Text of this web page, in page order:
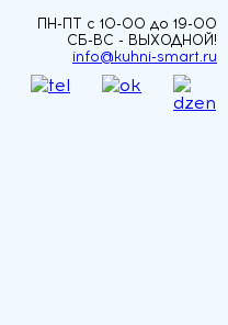
ПН-ПТ с 10-00 до 19-00
СБ-ВС - ВЫХОДНОЙ!
info@kuhni-smart.ru